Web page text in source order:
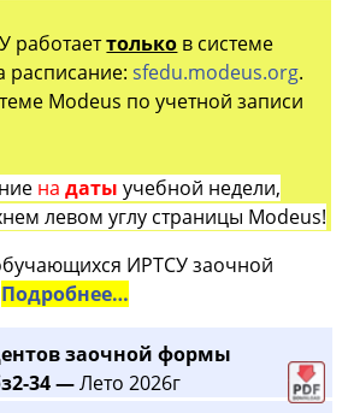
работаеттолько в системе
расписание:sfedu.modeus.org.
Modeus по учетной записи
на датыучебной недели,
левом углу страницы Modeus!
ИРТСУ заочной
Подробнее…
заочной формы
34 —Лето 2026г